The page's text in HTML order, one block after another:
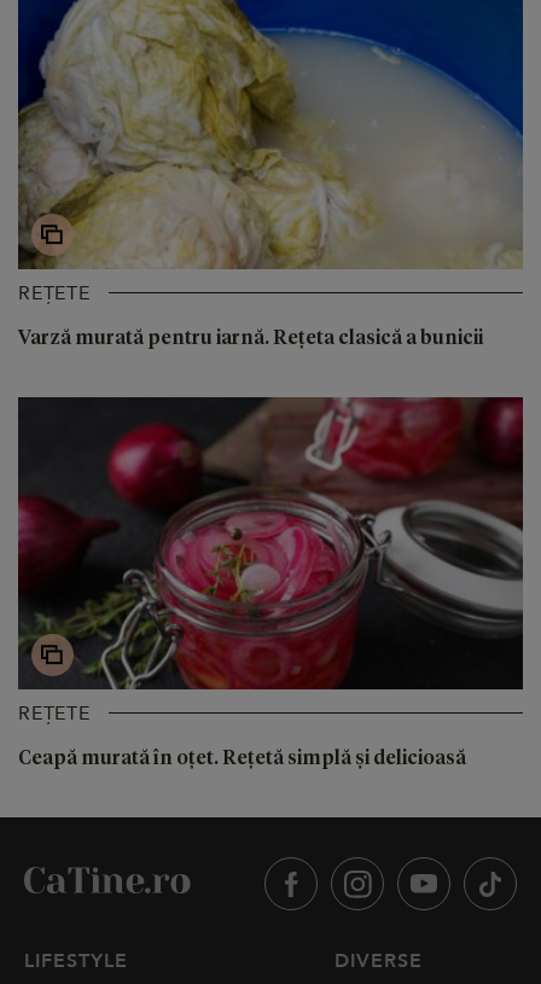
REȚETE
Varză murată pentru iarnă. Rețeta clasică a bunicii
REȚETE
Ceapă murată în oțet. Rețetă simplă și delicioasă
LIFESTYLE
DIVERSE